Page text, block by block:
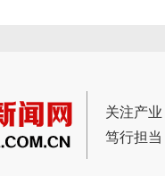
关注产业
笃行担当